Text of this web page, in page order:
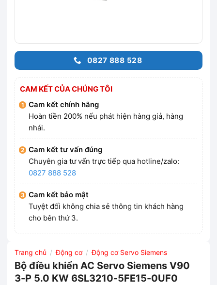
0827 888 528
CAM KẾT CỦA CHÚNG TÔI
Cam kết chính hãng
Hoàn tiền 200% nếu phát hiện hàng giả, hàng
nhái.
Cam kết tư vấn đúng
Chuyên gia tư vấn trực tiếp qua hotline/zalo:
0827 888 528
Cam kết bảo mật
Tuyệt đối không chia sẻ thông tin khách hàng
cho bên thứ 3.
Trang chủ / Động cơ / Động cơ Servo Siemens
Bộ điều khiển AC Servo Siemens V90
3-P 5.0 KW 6SL3210-5FE15-0UF0